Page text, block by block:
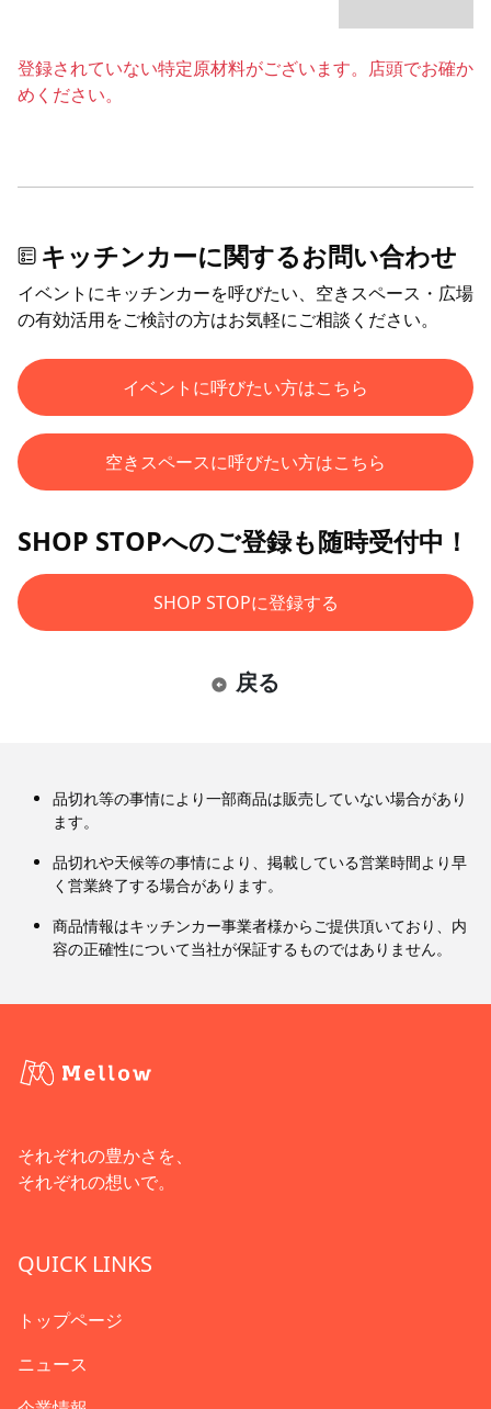
登録されていない特定原材料がございます。店頭でお確か
めください。
キッチンカーに関するお問い合わせ
イベントにキッチンカーを呼びたい、空きスペース・広場
の有効活用をご検討の方はお気軽にご相談ください。
イベントに呼びたい方はこちら
空きスペースに呼びたい方はこちら
SHOP STOPへのご登録も随時受付中！
SHOP STOPに登録する
戻る
品切れ等の事情により一部商品は販売していない場合があり
ます。
品切れや天候等の事情により、掲載している営業時間より早
く営業終了する場合があります。
商品情報はキッチンカー事業者様からご提供頂いており、内
容の正確性について当社が保証するものではありません。
それぞれの豊かさを、
それぞれの想いで。
QUICK LINKS
トップページ
ニュース